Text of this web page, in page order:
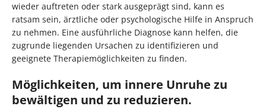
wieder auftreten oder stark ausgeprägt sind, kann es
ratsam sein, ärztliche oder psychologische Hilfe in Anspruch
zu nehmen. Eine ausführliche Diagnose kann helfen, die
zugrunde liegenden Ursachen zu identifizieren und
geeignete Therapiemöglichkeiten zu finden.
Möglichkeiten, um innere Unruhe zu
bewältigen und zu reduzieren.